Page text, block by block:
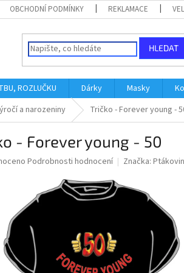
OBCHODNÍ PODMÍNKY REKLAMACE
HLEDAT
ROZLUČKU Dárky Masky
a narozeniny Tričko - Forever young -
- Forever young - 50
Podrobnosti hodnocení Značka: